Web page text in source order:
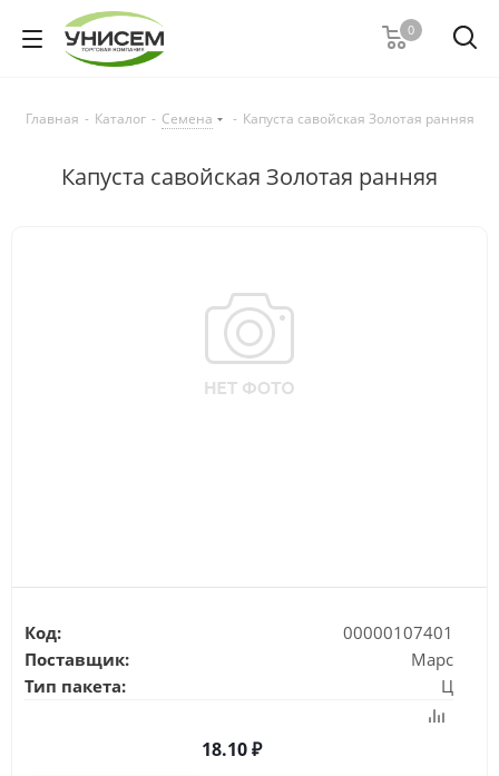
0
Главная - Каталог - Семена - Капуста савойская Золотая ранняя
Капуста савойская Золотая ранняя
Код:
00000107401
Поставщик:
Марс
Тип пакета:
Ц
18.10